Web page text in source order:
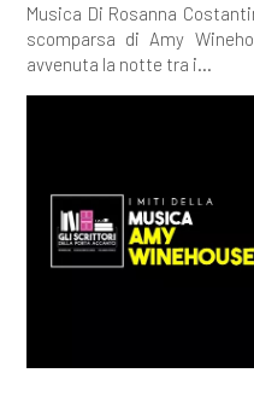
Musica Di Rosanna
scomparsa di Amy
avvenuta la notte tra i...